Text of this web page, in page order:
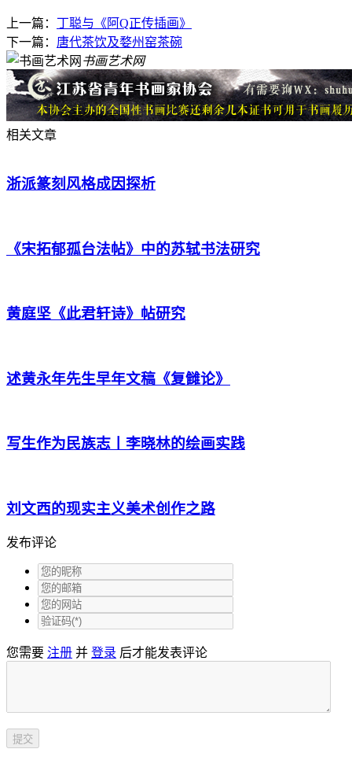
上一篇： 丁聪与《阿Q正传插画》
下一篇： 唐代茶饮及婺州窑茶碗
书画艺术网
相关文章
浙派篆刻风格成因探析
《宋拓郁孤台法帖》中的苏轼书法研究
黄庭坚《此君轩诗》帖研究
述黄永年先生早年文稿《复雠论》
写生作为民族志丨李晓林的绘画实践
刘文西的现实主义美术创作之路
发布评论
您需要 注册 并 登录 后才能发表评论